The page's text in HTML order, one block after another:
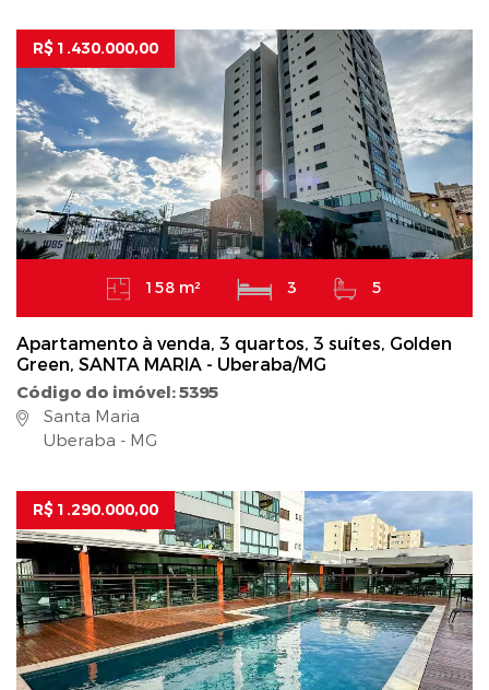
R$ 1.430.000,00
158 m² 3 5
Apartamento à venda, 3 quartos, 3 suítes, Golden
Green, SANTA MARIA - Uberaba/MG
Código do imóvel: 5395
Santa Maria
Uberaba - MG
R$ 1.290.000,00